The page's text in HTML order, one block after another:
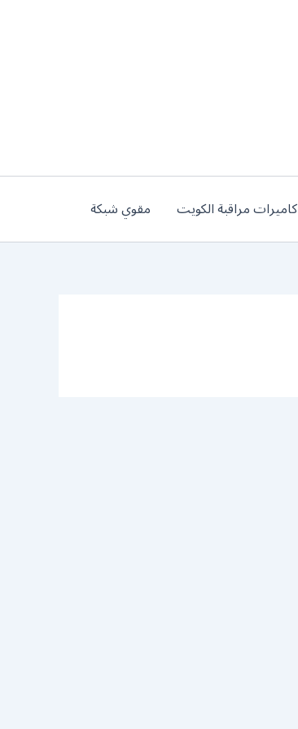
كاميرات مراقبة الكويت مقوي شبكة